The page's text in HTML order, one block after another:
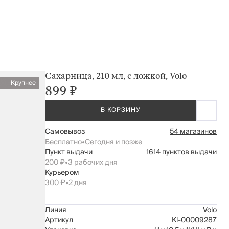
Крупнее
Сахарница, 210 мл, с ложкой, Volo
899 ₽
В КОРЗИНУ
Самовывоз
54 магазинов
Бесплатно•Сегодня и позже
Пункт выдачи
1614 пунктов выдачи
200 ₽•3 рабочих дня
Курьером
300 ₽•2 дня
Линия
Volo
Артикул
Kl-00009287